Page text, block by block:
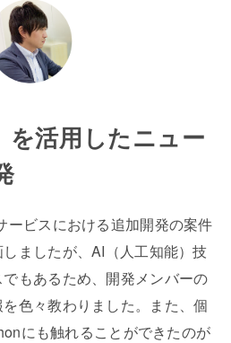
を活用したニュー
ービスにおける追加開発の案件
ましたが、AI（人工知能）技
もあるため、開発メンバーの
色々教わりました。また、個
にも触れることができたのが